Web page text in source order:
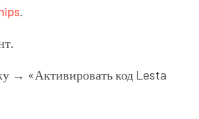
.
→ «Активировать код Lesta